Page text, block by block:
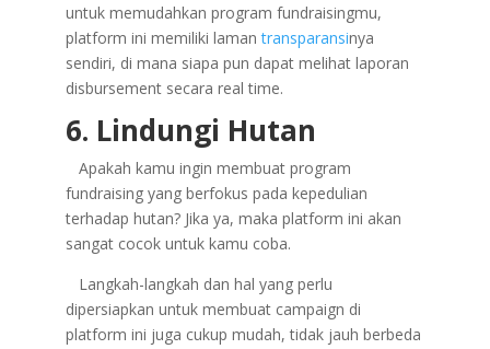
untuk memudahkan program fundraisingmu,
platform ini memiliki laman transparansinya
sendiri, di mana siapa pun dapat melihat laporan
disbursement secara real time.
6. Lindungi Hutan
Apakah kamu ingin membuat program
fundraising yang berfokus pada kepedulian
terhadap hutan? Jika ya, maka platform ini akan
sangat cocok untuk kamu coba.
Langkah-langkah dan hal yang perlu
dipersiapkan untuk membuat campaign di
platform ini juga cukup mudah, tidak jauh berbeda